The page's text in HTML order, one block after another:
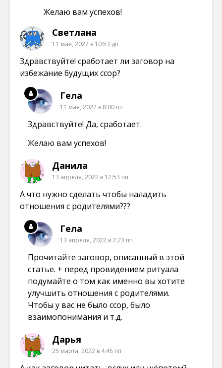
Желаю вам успехов!
Светлана
11 мая, 2022 в 10:53 дп
Здравствуйте! сработает ли заговор на
избежание будущих ссор?
Гела
11 мая, 2022 в 8:00 пп
Здравствуйте! Да, сработает.
Желаю вам успехов!
Данила
13 апреля, 2022 в 12:53 пп
А что нужно сделать чтобы наладить
отношения с родителями???
Гела
13 апреля, 2022 в 7:23 пп
Прочитайте заговор, описанный в этой
статье. + перед провидением ритуала
подумайте о том как именно вы хотите
улучшить отношения с родителями.
Чтобы у вас не было ссор, было
взаимопонимания и т.д.
Дарья
25 марта, 2022 в 4:45 пп